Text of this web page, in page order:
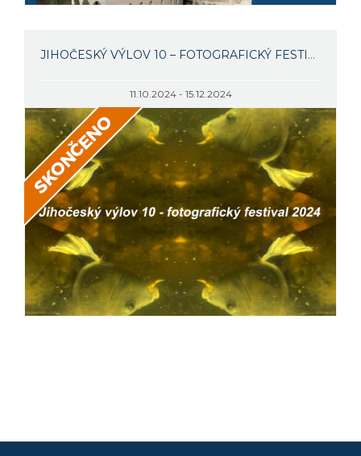
JIHOČESKÝ VÝLOV 10 – FOTOGRAFICKÝ FESTIVAL
11.10.2024 - 15.12.2024